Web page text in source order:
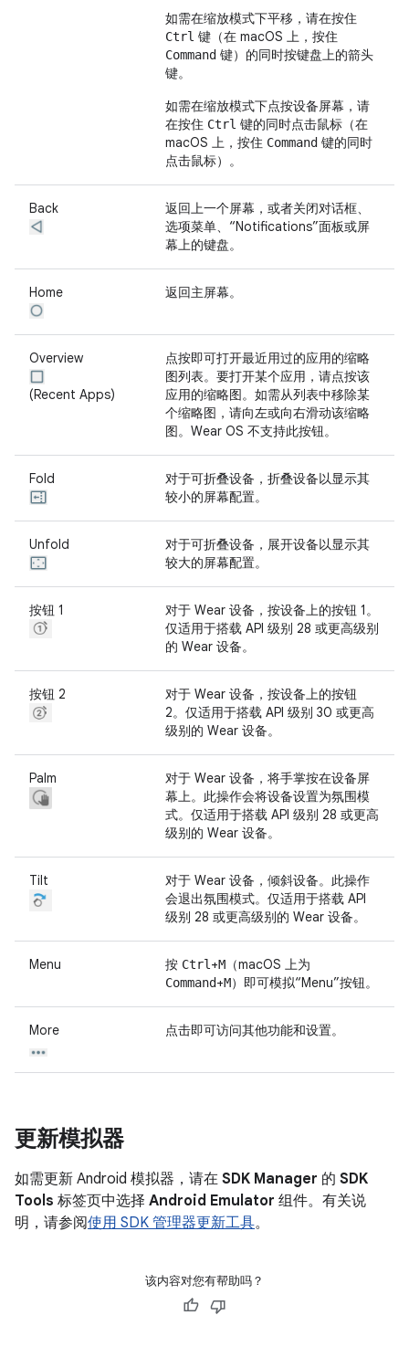
如需在缩放模式下平移，请在按住
Ctrl 键（在 macOS 上，按住
Command 键）的同时按键盘上的箭头
键。
如需在缩放模式下点按设备屏幕，请
在按住 Ctrl 键的同时点击鼠标（在
macOS 上，按住 Command 键的同时
点击鼠标）。
Back
返回上一个屏幕，或者关闭对话框、
选项菜单、“Notifications”面板或屏
幕上的键盘。
Home 返回主屏幕。
Overview
(Recent Apps)
点按即可打开最近用过的应用的缩略
图列表。要打开某个应用，请点按该
应用的缩略图。如需从列表中移除某
个缩略图，请向左或向右滑动该缩略
图。Wear OS 不支持此按钮。
Fold
对于可折叠设备，折叠设备以显示其
较小的屏幕配置。
Unfold
对于可折叠设备，展开设备以显示其
较大的屏幕配置。
按钮 1
对于 Wear 设备，按设备上的按钮 1。
仅适用于搭载 API 级别 28 或更高级别
的 Wear 设备。
按钮 2
对于 Wear 设备，按设备上的按钮
2。仅适用于搭载 API 级别 30 或更高
级别的 Wear 设备。
Palm
对于 Wear 设备，将手掌按在设备屏
幕上。此操作会将设备设置为氛围模
式。仅适用于搭载 API 级别 28 或更高
级别的 Wear 设备。
Tilt
对于 Wear 设备，倾斜设备。此操作
会退出氛围模式。仅适用于搭载 API
级别 28 或更高级别的 Wear 设备。
Menu 按 Ctrl +M （macOS 上为
Command+M）即可模拟“Menu”按钮。
More 点击即可访问其他功能和设置。
更新模拟器
如需更新 Android 模拟器，请在 SDK Manager 的 SDK
Tools 标签页中选择 Android Emulator 组件。有关说
明，请参阅使用 SDK 管理器更新工具。
该内容对您有帮助吗？